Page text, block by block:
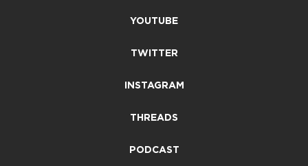
YOUTUBE
TWITTER
INSTAGRAM
THREADS
PODCAST